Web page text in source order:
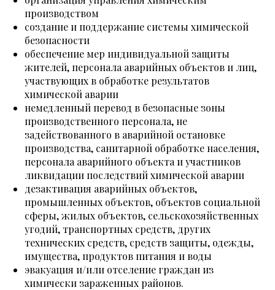
производством
создание и поддержание системы химической
безопасности
обеспечение мер индивидуальной защиты
жителей, персонала аварийных объектов и лиц,
участвующих в обработке результатов
химической аварии
немедленный перевод в безопасные зоны
производственного персонала, не
задействованного в аварийной остановке
производства, санитарной обработке населения,
персонала аварийного объекта и участников
ликвидации последствий химической аварии
дезактивация аварийных объектов,
промышленных объектов, объектов социальной
сферы, жилых объектов, сельскохозяйственных
угодий, транспортных средств, других
технических средств, средств защиты, одежды,
имущества, продуктов питания и воды
эвакуация и/или отселение граждан из
химически зараженных районов.